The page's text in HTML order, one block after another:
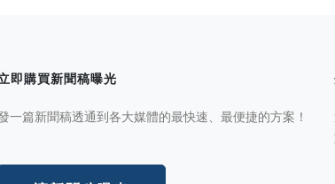
即購買新聞稿曝光
一篇新聞稿透通到各大媒體的最快速、最便捷的方案！